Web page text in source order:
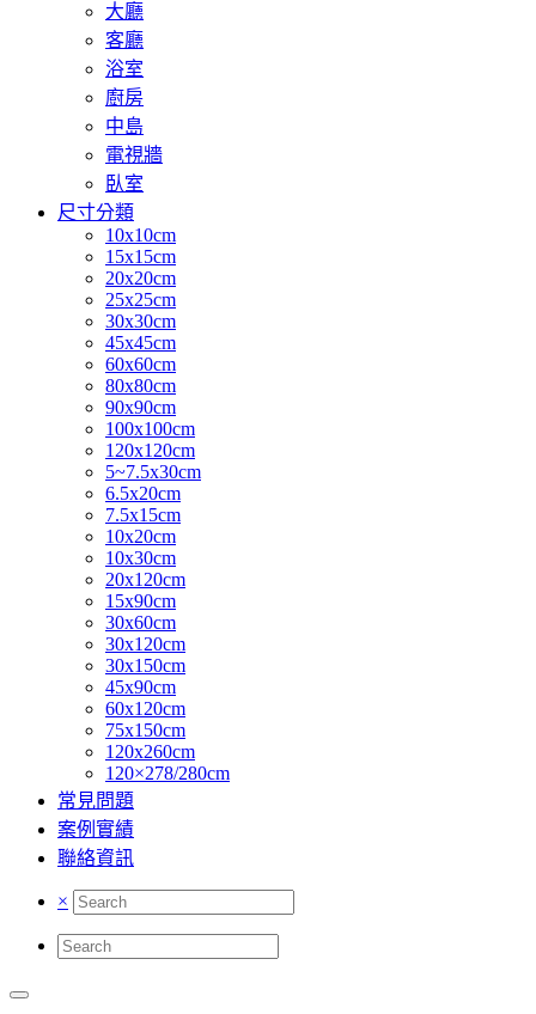
大廳
客廳
浴室
廚房
中島
電視牆
臥室
尺寸分類
10x10cm
15x15cm
20x20cm
25x25cm
30x30cm
45x45cm
60x60cm
80x80cm
90x90cm
100x100cm
120x120cm
5~7.5x30cm
6.5x20cm
7.5x15cm
10x20cm
10x30cm
20x120cm
15x90cm
30x60cm
30x120cm
30x150cm
45x90cm
60x120cm
75x150cm
120x260cm
120×278/280cm
常見問題
案例實績
聯絡資訊
×